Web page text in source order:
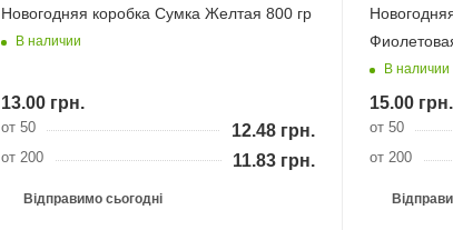
Новогодняя коробка Сумка Желтая 800 гр
В наличии
13.00грн.
от 50 12.48грн.
от 200 11.83грн.
Відправимо сьогодні
В наличии
15.00грн.
от 50
от 200